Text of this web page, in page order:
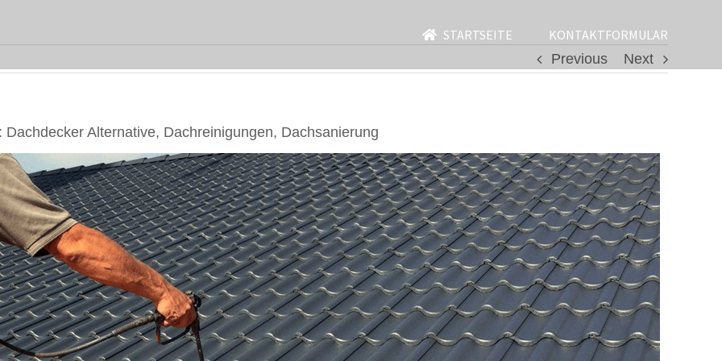
STARTSEITE
KONTAKTFORMULAR
Previous
Next
Alternative, Dachreinigungen, Dachsanierung